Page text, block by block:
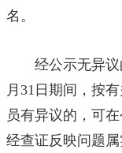
名。
经公示无异议的
月31日期间，按
员有异议的，可
经查证反映问题